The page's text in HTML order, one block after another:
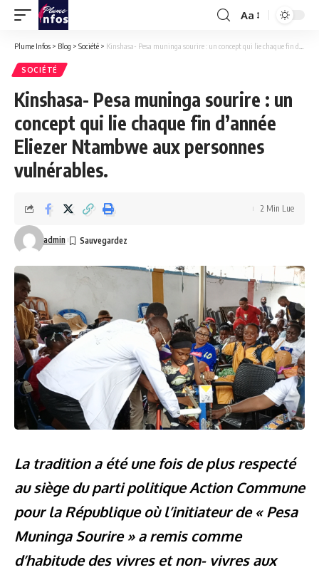
Font
Resizer
Aa
Plume Infos > Blog > Société > Kinshasa- Pesa muninga sourire : un concept qui lie chaque fin d’année Eliezer Ntambwe aux personnes vulnérables.
SOCIÉTÉ
Kinshasa- Pesa muninga sourire : un
concept qui lie chaque fin d’année
Eliezer Ntambwe aux personnes
vulnérables.
admin
2 Min Lue
La tradition a été une fois de plus respecté
au siège du parti politique Action Commune
pour la République où l’initiateur de « Pesa
Muninga Sourire » a remis comme
d’habitude des vivres et non- vivres aux